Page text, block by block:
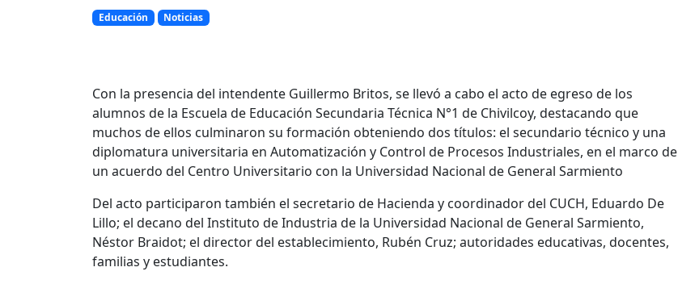
Educación Noticias
Con la presencia del intendente Guillermo Britos, se llevó a cabo el acto de egreso de los
alumnos de la Escuela de Educación Secundaria Técnica N°1 de Chivilcoy, destacando que
muchos de ellos culminaron su formación obteniendo dos títulos: el secundario técnico y una
diplomatura universitaria en Automatización y Control de Procesos Industriales, en el marco de
un acuerdo del Centro Universitario con la Universidad Nacional de General Sarmiento
Del acto participaron también el secretario de Hacienda y coordinador del CUCH, Eduardo De
Lillo; el decano del Instituto de Industria de la Universidad Nacional de General Sarmiento,
Néstor Braidot; el director del establecimiento, Rubén Cruz; autoridades educativas, docentes,
familias y estudiantes.